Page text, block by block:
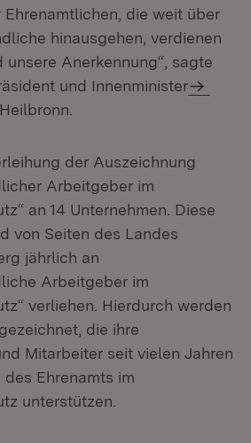
die weit über
hinausgehen, verdienen
unsere Anerkennung“, sagte
und Innenminister
der Auszeichnung
Arbeitgeber im
an 14 Unternehmen. Diese
von Seiten des Landes
jährlich an
Arbeitgeber im
verliehen. Hierdurch werden
die ihre
Mitarbeiter seit vielen Jahren
Ehrenamts im
unterstützen.